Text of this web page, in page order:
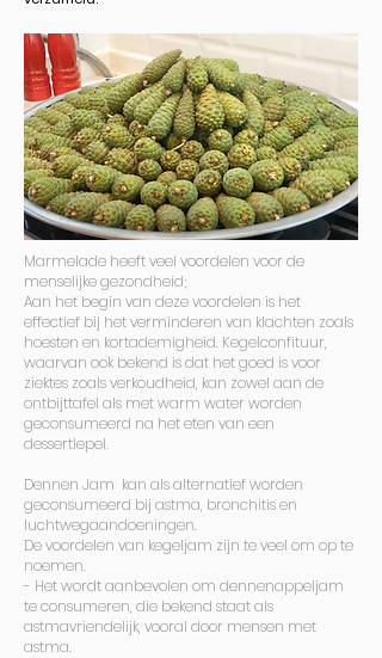
Marmelade heeft veel voordelen voor de
menselijke gezondheid;
Aan het begin van deze voordelen is het
effectief bij het verminderen van klachten zoals
hoesten en kortademigheid. Kegelconfituur,
waarvan ook bekend is dat het goed is voor
ziektes zoals verkoudheid, kan zowel aan de
ontbijttafel als met warm water worden
geconsumeerd na het eten van een
dessertlepel.
Dennen Jam kan als alternatief worden
geconsumeerd bij astma, bronchitis en
luchtwegaandoeningen.
De voordelen van kegeljam zijn te veel om op te
noemen.
- Het wordt aanbevolen om dennenappeljam
te consumeren, die bekend staat als
astmavriendelijk, vooral door mensen met
astma.